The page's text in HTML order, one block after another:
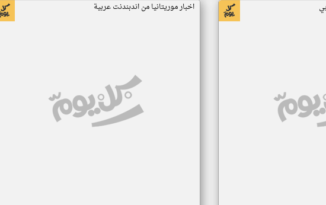
اخبار موريتانيا من اندبندنت عربية